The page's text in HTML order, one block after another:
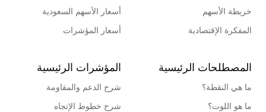
خريطة الأسهم
المفكرة الإقتصادية
أسعار الأسهم السعودية
أسعار المؤشرات
المصطلحات الرئيسية
ما هي النقطة؟
ما هو اللوت؟
المؤشرات الرئيسية
شرح الدعم والمقاومة
شرح خطوط الإتجاه